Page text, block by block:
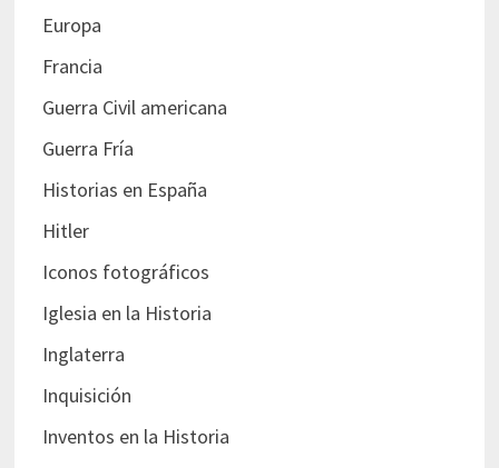
Europa
Francia
Guerra Civil americana
Guerra Fría
Historias en España
Hitler
Iconos fotográficos
Iglesia en la Historia
Inglaterra
Inquisición
Inventos en la Historia